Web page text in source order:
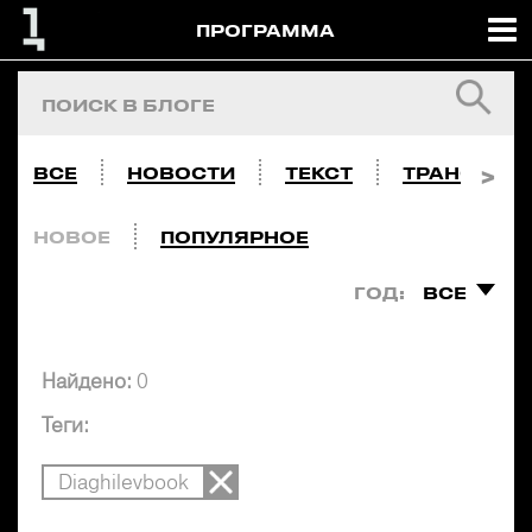
ПРОГРАММА
ВСЕ НОВОСТИ ТЕКСТ
НОВОЕ ПОПУЛЯРНОЕ
ГОД: ВСЕ
Найдено: 0
Теги:
Diaghilevbook